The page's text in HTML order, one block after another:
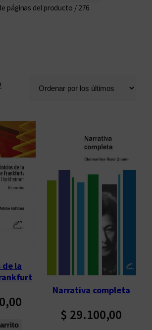
páginas del producto / 276
de la
Narrativa completa
$ 29.100,00